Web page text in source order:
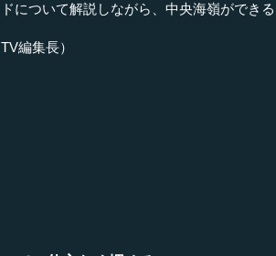
について解説しながら、中央海嶺ができる
編集長）